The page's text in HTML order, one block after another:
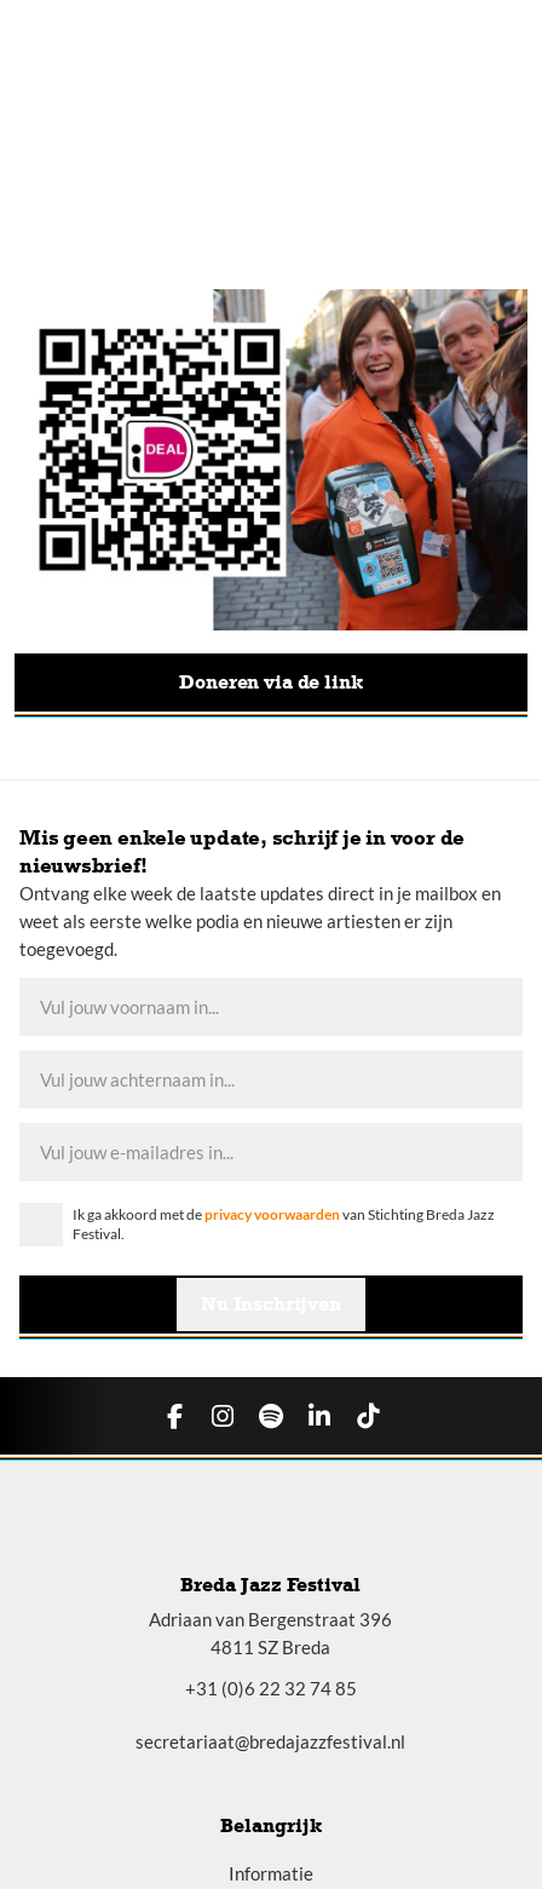
Ook een donatie
doen?
Scan de QR code of gebruik de link
Steun het Breda Jazz Festival 1. Direct en gemakkelijk doneren
via de QR-code of via de onderstaande knop. 2. Scannen met
eigen vertrouwde BankApp, Tikkie of generieke QR-scanner (oa.
iOS camera app). 3. De €3,00 is een giftsuggestie. U kunt het
bedrag eventueel aanpassen. 4. Snel en veilig afronden via
iDEAL.
Doneren via de link
Mis geen enkele update, schrijf je in voor de
nieuwsbrief!
Ontvang elke week de laatste updates direct in je mailbox en
weet als eerste welke podia en nieuwe artiesten er zijn
toegevoegd.
Ik ga akkoord met deprivacy voorwaardenvan Stichting Breda Jazz
Festival.
Breda Jazz Festival
Adriaan van Bergenstraat 396
4811 SZ Breda
+31 (0)6 22 32 74 85
secretariaat@bredajazzfestival.nl
Belangrijk
Informatie